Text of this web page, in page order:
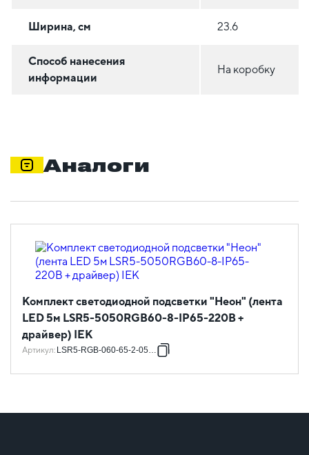
Ширина, см 23.6
Способ нанесения
информации
На коробку
Аналоги
Комплект светодиодной подсветки "Неон" (лента
LED 5м LSR5-5050RGB60-8-IP65-220В +
драйвер) IEK
Артикул: LSR5-RGB-060-65-2-05-S0